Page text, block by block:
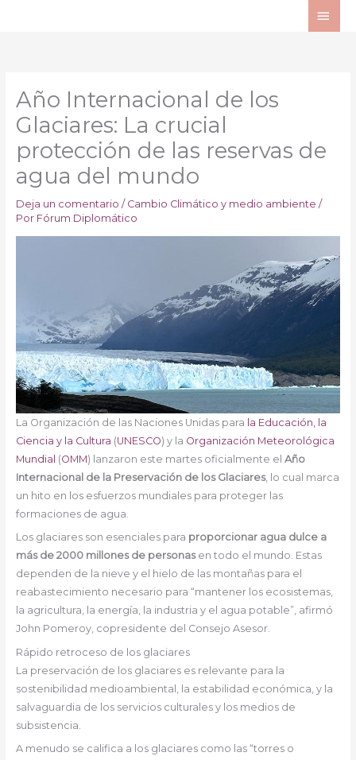
Año Internacional de los
Glaciares: La crucial
protección de las reservas de
agua del mundo
Deja un comentario / Cambio Climático y medio ambiente /
Por Fórum Diplomático
La Organización de las Naciones Unidas para la Educación, la
Ciencia y la Cultura (UNESCO) y la Organización Meteorológica
Mundial (OMM) lanzaron este martes oficialmente el Año
Internacional de la Preservación de los Glaciares, lo cual marca
un hito en los esfuerzos mundiales para proteger las
formaciones de agua.
Los glaciares son esenciales para proporcionar agua dulce a
más de 2000 millones de personasen todo el mundo. Estas
dependen de la nieve y el hielo de las montañas para el
reabastecimiento necesario para “mantener los ecosistemas,
la agricultura, la energía, la industria y el agua potable”, afirmó
John Pomeroy, copresidente del Consejo Asesor.
Rápido retroceso de los glaciares
La preservación de los glaciares es relevante para la
sostenibilidad medioambiental, la estabilidad económica, y la
salvaguardia de los servicios culturales y los medios de
subsistencia.
A menudo se califica a los glaciares como las “torres o